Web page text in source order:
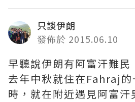
只談伊朗
發佈於 2015.06.10
早聽說伊朗有阿富汗難民
去年中秋就住在Fahraj的
時，就在附近遇見阿富汗